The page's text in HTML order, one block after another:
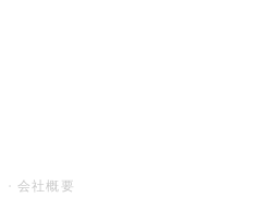
会社概要